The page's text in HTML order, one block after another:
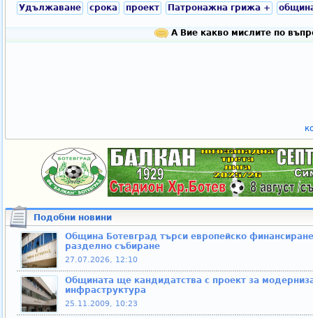
Удължаване срока проект Патронажна грижа +
А Вие какво мислите по
Подобни новини
Община Ботевград търси европейско
разделно събиране
27.07.2026, 12:10
Общината ще кандидатства с проект за
инфраструктура
25.11.2009, 10:23